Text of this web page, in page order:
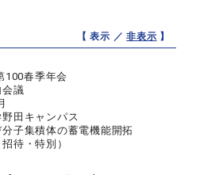
【 表示 ／非表示 】
100春季年会
会議
田キャンパス
子集積体の蓄電機能開拓
待・特別）